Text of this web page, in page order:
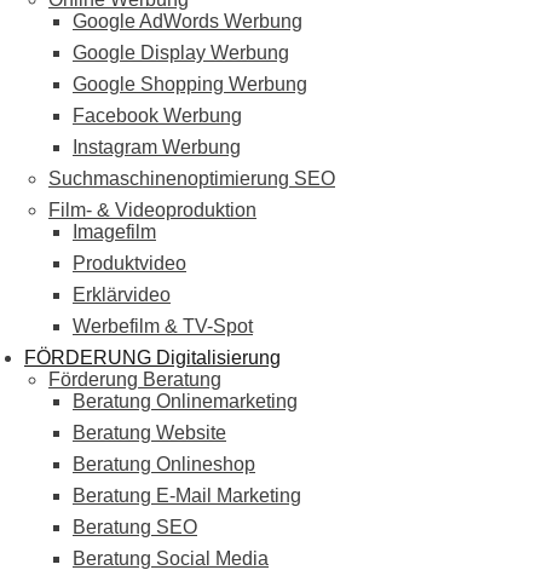
Google AdWords Werbung
Google Display Werbung
Google Shopping Werbung
Facebook Werbung
Instagram Werbung
Suchmaschinenoptimierung SEO
Film- & Videoproduktion
Imagefilm
Produktvideo
Erklärvideo
Werbefilm & TV-Spot
FÖRDERUNG Digitalisierung
Förderung Beratung
Beratung Onlinemarketing
Beratung Website
Beratung Onlineshop
Beratung E-Mail Marketing
Beratung SEO
Beratung Social Media